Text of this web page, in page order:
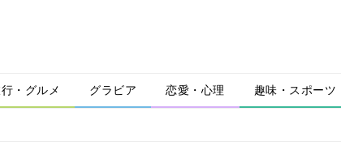
・グルメ グラビア 恋愛・心理 趣味・スポーツ